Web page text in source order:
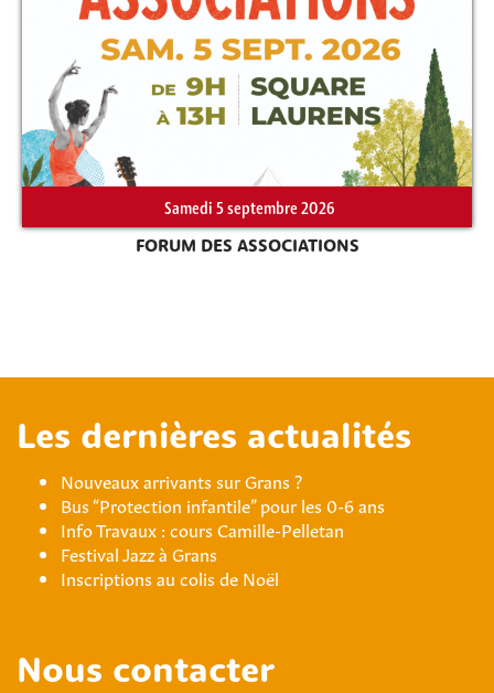
Samedi 5 septembre 2026
FORUM DES ASSOCIATIONS
Les dernières actualités
Nouveaux arrivants sur Grans ?
Bus “Protection infantile” pour les 0-6 ans
Info Travaux : cours Camille-Pelletan
Festival Jazz à Grans
Inscriptions au colis de Noël
Nous contacter